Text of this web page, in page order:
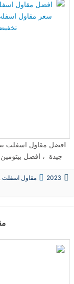
افضل مقاول اسفلت
جيدة ، افضل
اسفلت حار ، قشط
2023 مقاول اسفلت ,